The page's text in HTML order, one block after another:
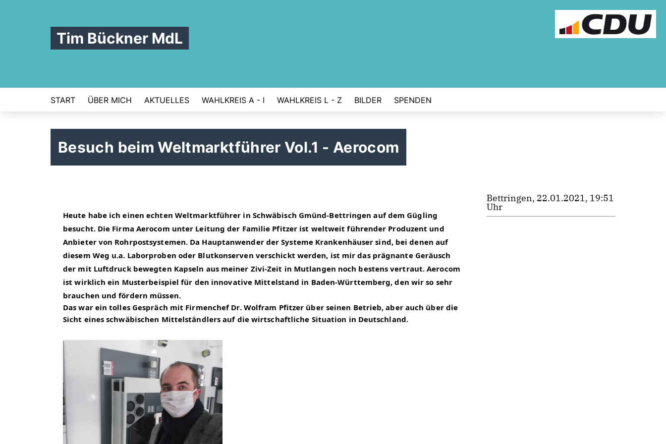
Tim Bückner MdL
START ÜBER MICH AKTUELLES WAHLKREIS A - I WAHLKREIS L - Z BILDER SPENDEN
Besuch beim Weltmarktführer Vol.1 - Aerocom
Heute habe ich einen echten Weltmarktführer in Schwäbisch Gmünd-Bettringen auf dem Gügling
besucht. Die Firma Aerocom unter Leitung der Familie Pfitzer ist weltweit führender Produzent und
Anbieter von Rohrpostsystemen. Da Hauptanwender der Systeme Krankenhäuser sind, bei denen auf
diesem Weg u.a. Laborproben oder Blutkonserven verschickt werden, ist mir das prägnante Geräusch
der mit Luftdruck bewegten Kapseln aus meiner Zivi-Zeit in Mutlangen noch bestens vertraut. Aerocom
ist wirklich ein Musterbeispiel für den innovative Mittelstand in Baden-Württemberg, den wir so sehr
brauchen und fördern müssen.
Das war ein tolles Gespräch mit Firmenchef Dr. Wolfram Pfitzer über seinen Betrieb, aber auch über die
Sicht eines schwäbischen Mittelständlers auf die wirtschaftliche Situation in Deutschland.
Bettringen, 22.01.2021, 19:51
Uhr